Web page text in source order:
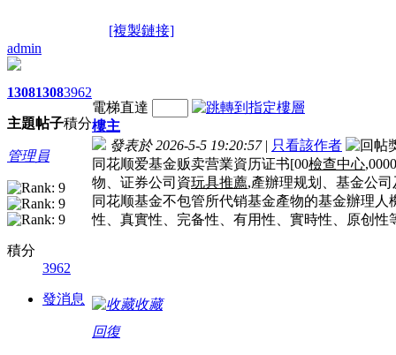
[複製鏈接]
admin
1308
主題
1308
帖子
3962
積分
管理員
積分
3962
發消息
電梯直達
樓主
發表於 2026-5-5 19:20:57 | 只看該作者
同花顺爱基金贩卖营業資历证书[00檢查中心
物、证券公司資玩具推薦,產辦理规划、基金公
同花顺基金不包管所代销基金產物的基金辦理
性、真實性、完备性、有用性、實時性、原创性
收藏
回復